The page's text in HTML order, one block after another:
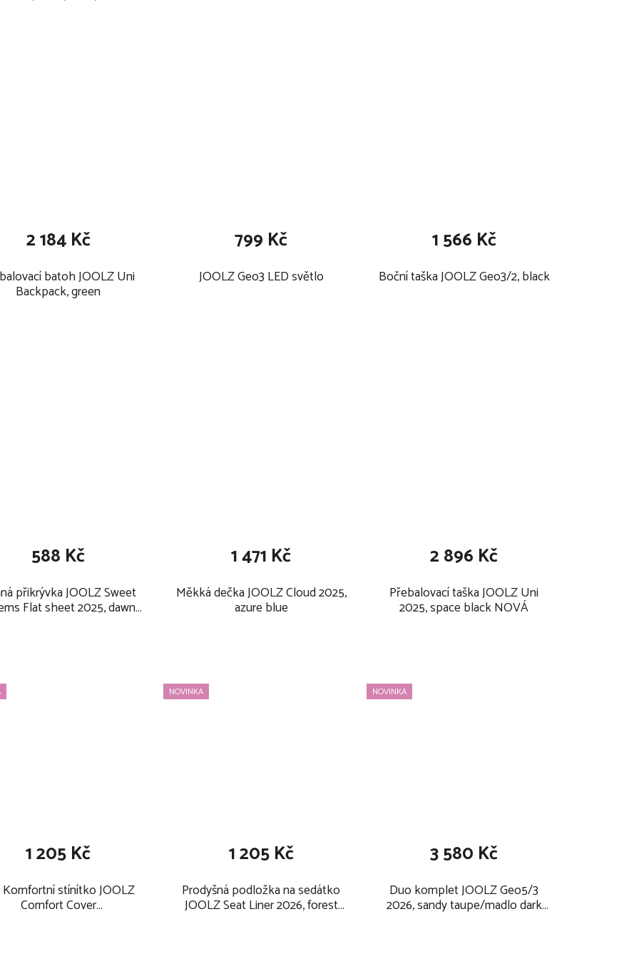
u jednoho stolu spolu s
pohodlí po celý
ho odejmou z obou
klikacímu
se zipem
batoh JOOLZ Uni
Backpack, green
2 184 Kč
JOOLZ Geo3 LED světlo
799 Kč
Boční taška JOOLZ Geo3/2, black
1 566 Kč
přikrývka JOOLZ Sweet
Flat sheet 2025, dawn
588 Kč
Měkká dečka JOOLZ Cloud 2025,
azure blue
1 471 Kč
Přebalovací taška JOOLZ Uni
2025, space black NOVÁ
2 896 Kč
stínítko JOOLZ
Comfort Cover
1 205 Kč
NOVINKA
Prodyšná podložka na sedátko
JOOLZ Seat Liner 2026, forest
1 205 Kč
NOVINKA
Duo komplet JOOLZ Geo5/3
2026, sandy taupe/madlo dark
3 580 Kč